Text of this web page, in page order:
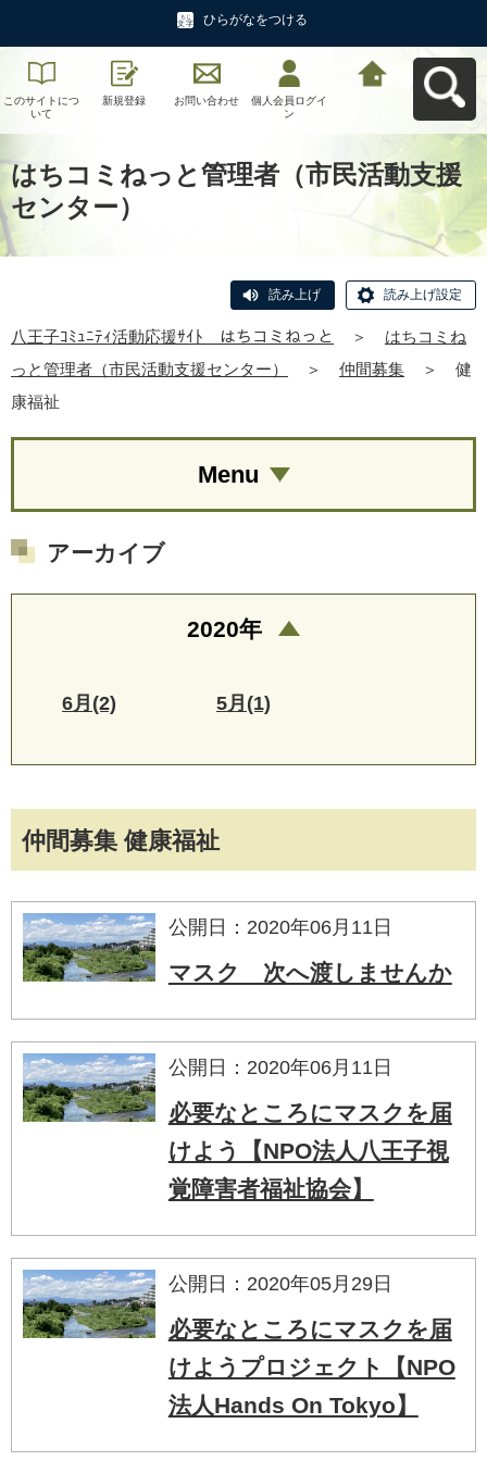
ひらがなをつける
このサイトにつ
いて
新規登録 お問い合わせ
個人会員ログイ
ン
はちコミねっと管理者（市民活動支援
センター）
読み上げ 読み上げ設定
八王子ｺﾐｭﾆﾃｨ活動応援ｻｲﾄ はちコミねっと ＞
はちコミね
っと管理者（市民活動支援センター）
＞ 仲間募集 ＞
健
康福祉
仲間募集 健康福祉
公開日：2020年06月11日
マスク 次へ渡しませんか
公開日：2020年06月11日
必要なところにマスクを届
けよう【NPO法人八王子視
覚障害者福祉協会】
公開日：2020年05月29日
必要なところにマスクを届
けようプロジェクト【NPO
法人Hands On Tokyo】
Menu
アーカイブ
2020年
6月(2) 5月(1)